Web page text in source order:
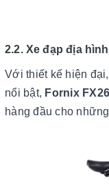
2.2. Xe đạp địa
Với thiết kế hiện
nổi bật, Fornix
hàng đầu cho